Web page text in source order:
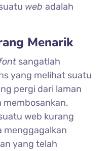
webadalah
Menarik
sangatlah
yang melihat suatu
pergi dari laman
web kurang
menggagalkan
yang telah